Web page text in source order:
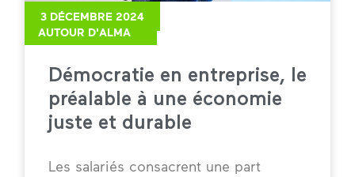
AUTOUR D'ALMA
Démocratie en entreprise, le
préalable à une économie
juste et durable
Les salariés consacrent une part
3 DÉCEMBRE 2024